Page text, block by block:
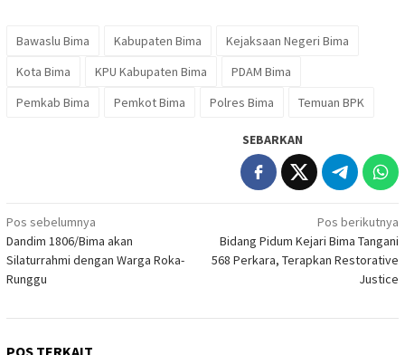
Bawaslu Bima Kabupaten Bima
Kejaksaan Negeri Bima
Kota Bima
KPU Kabupaten Bima
PDAM Bima
Pemkab Bima
Pemkot Bima Polres Bima Temuan BPK
SEBARKAN
Navigasi
pos
Pos sebelumnya
Dandim 1806/Bima akan
Silaturrahmi dengan Warga Roka-
Runggu
Pos berikutnya
Bidang Pidum Kejari Bima Tangani
568 Perkara, Terapkan Restorative
Justice
POS TERKAIT